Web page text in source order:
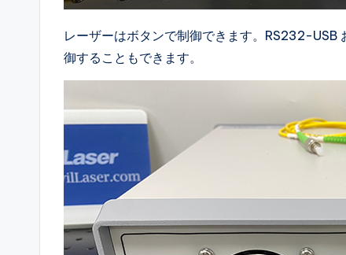
レーザーはボタンで制御できます。RS232-USB
御することもできます。